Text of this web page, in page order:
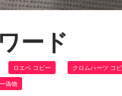
ード
ロエベ コピー クロムハーツ コ
偽物